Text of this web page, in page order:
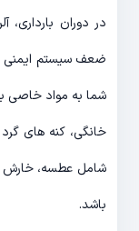
در دوران
ضعف سیستم ایمنی
شما به مواد خاصی
خانگی، کنه های
شامل عطسه، خارش
باشد.